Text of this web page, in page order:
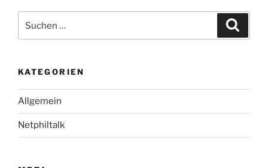
nach:
KATEGORIEN
Allgemein
Netphiltalk